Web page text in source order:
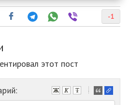
-1
этот пост
-
-